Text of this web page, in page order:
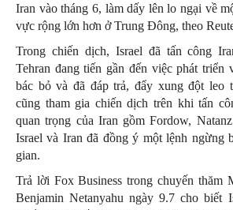
Iran vào tháng 6, làm dấy lên lo ngại về
vực rộng lớn hơn ở Trung Đông, theo
Trong chiến dịch, Israel đã tấn công
Tehran đang tiến gần đến việc phát triển
bác bỏ và đã đáp trả, đẩy xung đột leo
cũng tham gia chiến dịch trên khi tấn
quan trọng của Iran gồm Fordow,
Israel và Iran đã đồng ý một lệnh ngừng
gian.
Trả lời Fox Business trong chuyến thăm
Benjamin Netanyahu ngày 9.7 cho biết